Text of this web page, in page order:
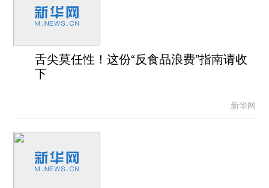
舌尖莫任性！这份“反食品浪费”指南请收
下
新华网